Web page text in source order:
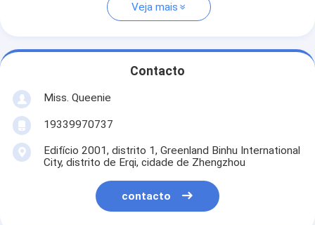
Veja mais
Contacto
Miss. Queenie
19339970737
Edifício 2001, distrito 1, Greenland Binhu International
City, distrito de Erqi, cidade de Zhengzhou
contacto